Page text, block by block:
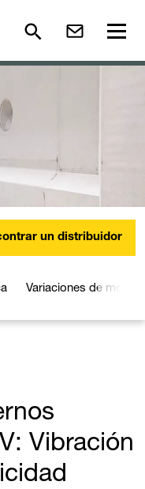
un distribuidor
Variaciones de modelo
Vibración